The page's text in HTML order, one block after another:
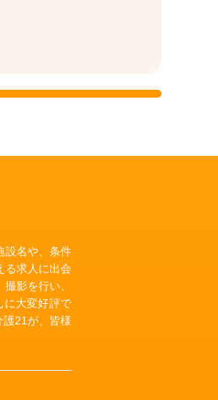
設名や、条件
る求人に出会
影を行い、
に大変好評で
21が、皆様